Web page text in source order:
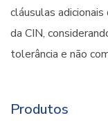
cláusulas
da CIN,
tolerância e não
Produtos